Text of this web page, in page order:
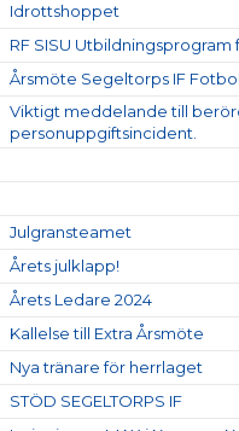
Idrottshoppet
RF SISU Utbildningsprogram
Årsmöte Segeltorps IF
Viktigt meddelande till
personuppgiftsincident.
Julgransteamet
Årets julklapp!
Årets Ledare 2024
Kallelse till Extra Årsmöte
Nya tränare för herrlaget
STÖD SEGELTORPS IF